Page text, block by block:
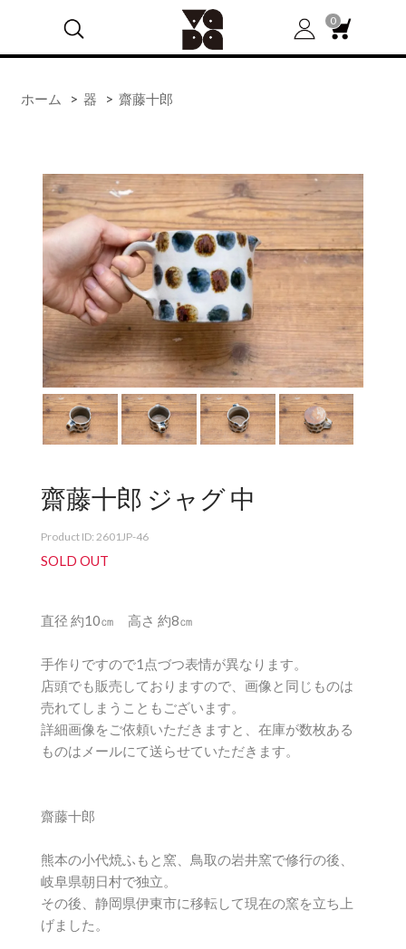
0
ホーム > 器 > 齋藤十郎
齋藤十郎 ジャグ 中
Product ID: 2601JP-46
SOLD OUT
直径 約10㎝ 高さ 約8㎝
手作りですので1点づつ表情が異なります。
店頭でも販売しておりますので、画像と同じものは
売れてしまうこともございます。
詳細画像をご依頼いただきますと、在庫が数枚ある
ものはメールにて送らせていただきます。
齋藤十郎
熊本の小代焼ふもと窯、鳥取の岩井窯で修行の後、
岐阜県朝日村で独立。
その後、静岡県伊東市に移転して現在の窯を立ち上
げました。